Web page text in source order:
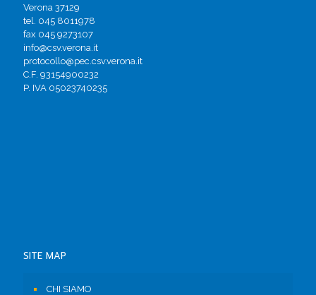
Verona 37129
tel. 045 8011978
fax 045 9273107
info@csv.verona.it
protocollo@pec.csv.verona.it
C.F. 93154900232
P. IVA 05023740235
SITE MAP
CHI SIAMO